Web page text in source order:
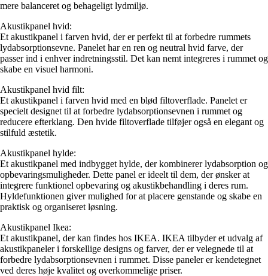
mere balanceret og behageligt lydmiljø.
Akustikpanel hvid:
Et akustikpanel i farven hvid, der er perfekt til at forbedre rummets
lydabsorptionsevne. Panelet har en ren og neutral hvid farve, der
passer ind i enhver indretningsstil. Det kan nemt integreres i rummet og
skabe en visuel harmoni.
Akustikpanel hvid filt:
Et akustikpanel i farven hvid med en blød filtoverflade. Panelet er
specielt designet til at forbedre lydabsorptionsevnen i rummet og
reducere efterklang. Den hvide filtoverflade tilføjer også en elegant og
stilfuld æstetik.
Akustikpanel hylde:
Et akustikpanel med indbygget hylde, der kombinerer lydabsorption og
opbevaringsmuligheder. Dette panel er ideelt til dem, der ønsker at
integrere funktionel opbevaring og akustikbehandling i deres rum.
Hyldefunktionen giver mulighed for at placere genstande og skabe en
praktisk og organiseret løsning.
Akustikpanel Ikea:
Et akustikpanel, der kan findes hos IKEA. IKEA tilbyder et udvalg af
akustikpaneler i forskellige designs og farver, der er velegnede til at
forbedre lydabsorptionsevnen i rummet. Disse paneler er kendetegnet
ved deres høje kvalitet og overkommelige priser.